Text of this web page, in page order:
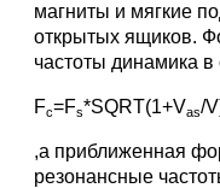
магниты и мягкие
открытых ящиков.
частоты динамика
Fс=Fs*SQRT(1+Vas/
,а приближенная
резонансные